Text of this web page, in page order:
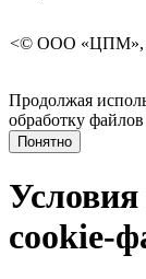
<© ООО «ЦПМ»,
Продолжая
обработку
Понятно
Условия
cookie-